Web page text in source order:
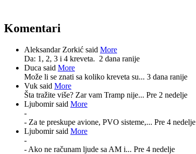
Komentari
Aleksandar Zorkić said More
Da: 1, 2, 3 i 4 kreveta. 2 dana ranije
Duca said More
Može li se znati sa koliko kreveta su... 3 dana ranije
Vuk said More
Šta tražite više? Zar vam Tramp nije... Pre 2 nedelje
Ljubomir said More
-
- Za te preskupe avione, PVO sisteme,... Pre 4 nedelje
Ljubomir said More
-
- Ako ne računam ljude sa AM i... Pre 4 nedelje